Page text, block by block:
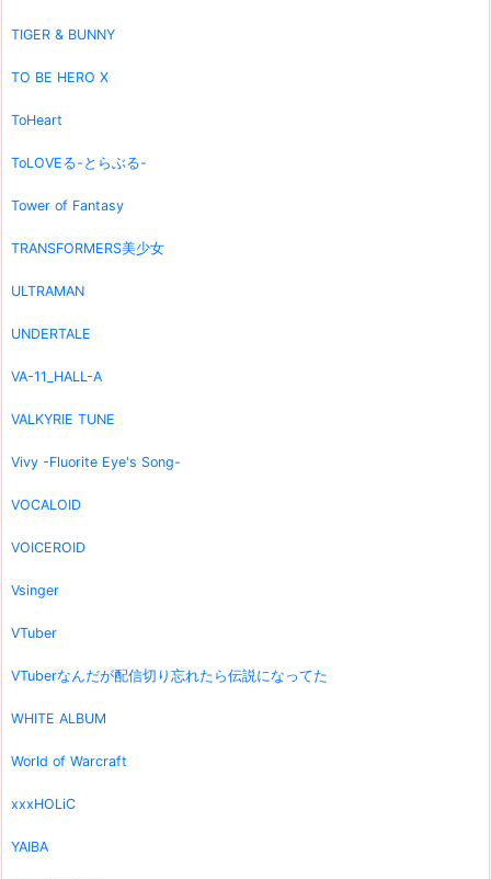
TIGER & BUNNY
TO BE HERO X
ToHeart
ToLOVEる-とらぶる-
Tower of Fantasy
TRANSFORMERS美少女
ULTRAMAN
UNDERTALE
VA-11_HALL-A
VALKYRIE TUNE
Vivy -Fluorite Eye's Song-
VOCALOID
VOICEROID
Vsinger
VTuber
VTuberなんだが配信切り忘れたら伝説になってた
WHITE ALBUM
World of Warcraft
xxxHOLiC
YAIBA